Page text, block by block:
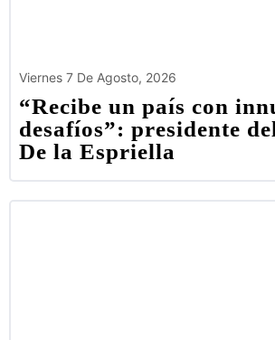
Viernes 7 De Agosto, 2026
“Recibe un país con
desafíos”: presidente
De la Espriella